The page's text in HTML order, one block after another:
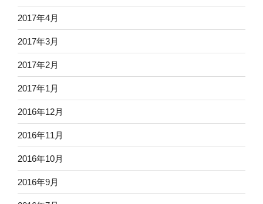
2017年4月
2017年3月
2017年2月
2017年1月
2016年12月
2016年11月
2016年10月
2016年9月